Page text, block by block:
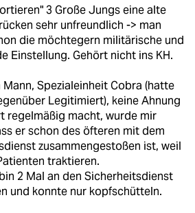
3 Große Jungs eine alte
sehr unfreundlich -> man
die möchtegern militärische und
Einstellung. Gehört nicht ins KH.
Mann, Spezialeinheit Cobra (hatte
Legitimiert), keine Ahnung
regelmäßig macht, wurde mir
er schon des öfteren mit dem
zusammengestoßen ist, weil
traktieren.
2 Mal an den Sicherheitsdienst
und konnte nur kopfschütteln.